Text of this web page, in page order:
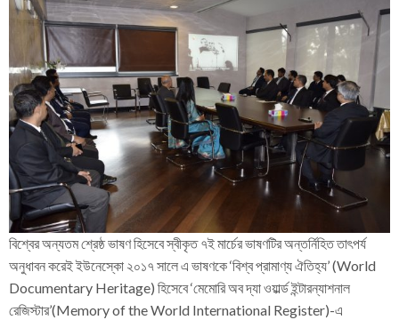
বিশ্বের অন্যতম শ্রেষ্ঠ ভাষণ হিসেবে স্বীকৃত ৭ই মার্চের ভাষণটির অন্তর্নিহিত তাৎপর্য
অনুধাবন করেই ইউনেস্কো ২০১৭ সালে এ ভাষণকে ‘বিশ্ব প্রামাণ্য ঐতিহ্য’ (World
Documentary Heritage) হিসেবে ‘মেমোরি অব দ্যা ওয়ার্ল্ড ইন্টারন্যাশনাল
রেজিস্টার’(Memory of the World International Register)-এ